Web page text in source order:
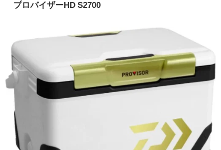
プロバイザーHD S2700